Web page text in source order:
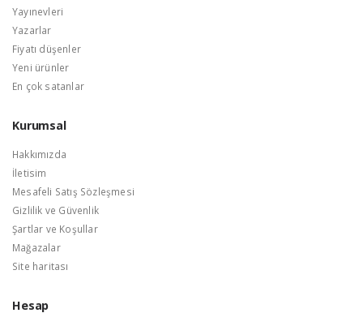
Yayınevleri
Yazarlar
Fiyatı düşenler
Yeni ürünler
En çok satanlar
Kurumsal
Hakkımızda
İletisim
Mesafeli Satış Sözleşmesi
Gizlilik ve Güvenlik
Şartlar ve Koşullar
Mağazalar
Site haritası
Hesap